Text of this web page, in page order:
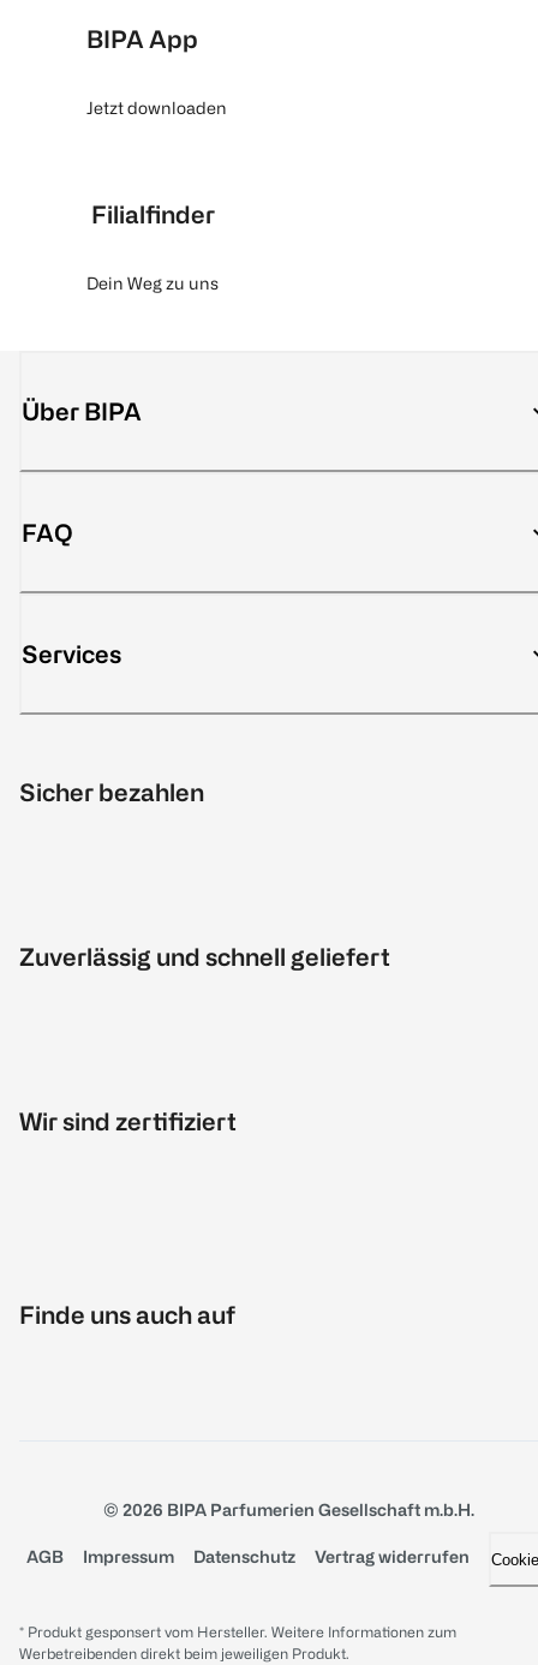
BIPA App
Jetzt downloaden
Filialfinder
Dein Weg zu uns
Über BIPA
FAQ
Services
Sicher bezahlen
Zuverlässig und schnell geliefert
Wir sind zertifiziert
Finde uns auch auf
© 2026 BIPA Parfumerien Gesellschaft m.b.H.
AGB Impressum Datenschutz Vertrag widerrufen
* Produkt gesponsert vom Hersteller. Weitere Informationen zum
Werbetreibenden direkt beim jeweiligen Produkt.